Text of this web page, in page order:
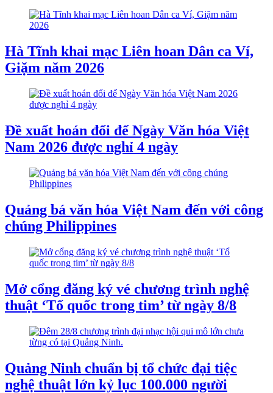
Hà Tĩnh khai mạc Liên hoan Dân ca Ví,
Giặm năm 2026
Đề xuất hoán đổi để Ngày Văn hóa Việt
Nam 2026 được nghỉ 4 ngày
Quảng bá văn hóa Việt Nam đến với công
chúng Philippines
Mở cổng đăng ký vé chương trình nghệ
thuật ‘Tổ quốc trong tim’ từ ngày 8/8
Quảng Ninh chuẩn bị tổ chức đại tiệc
nghệ thuật lớn kỷ lục 100.000 người